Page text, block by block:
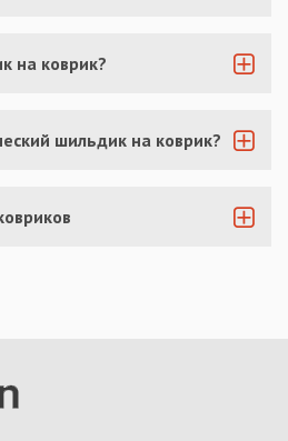
на коврик?
шильдик на коврик?